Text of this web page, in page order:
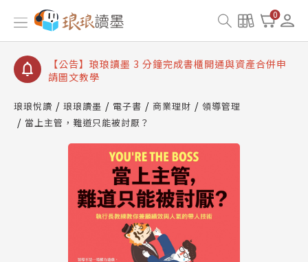
0
【公告】琅琅讀墨數位閱讀資產合併與書櫃開通申請
【公告】琅琅讀墨書櫃開通常見問題
【公告】琅琅讀墨 3 分鐘完成書櫃開通與資產合併申
請圖文教學
查詢
【公告】琅琅讀墨數位閱讀資產合併與書櫃開通申請
琅琅悅讀 琅琅讀墨 電子書 商業理財
領導管理
當上主管，難道只能被討厭？